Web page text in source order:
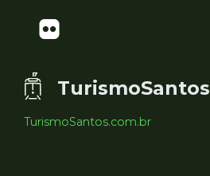
TurismoSantos
TurismoSantos.com.br